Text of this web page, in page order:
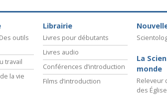
outils
travail
la vie
Librairie
Livres pour débutants
Livres audio
Conférences d’introduction
Films d’introduction
La
monde
Releveur
des